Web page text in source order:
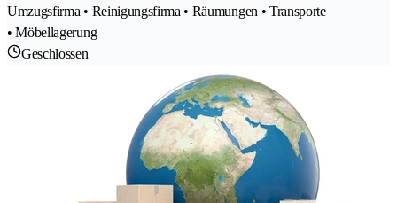
Umzugsfirma • Reinigungsfirma • Räumungen • Transporte
• Möbellagerung
Geschlossen